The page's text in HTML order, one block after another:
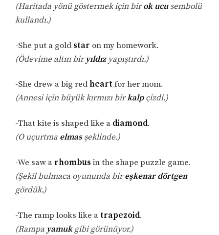
(Haritada yönü göstermek için birok ucusembolü
kullandı.)
-She put a gold star on my homework.
(Ödevime altın biryıldızyapıştırdı.)
-She drew a big redheart for her mom.
(Annesi için büyük kırmızı birkalpçizdi.)
-That kite is shaped like a diamond.
(O uçurtma elmasşeklinde.)
-We saw a rhombusin the shape puzzle game.
(Şekil bulmaca oyununda bireşkenar dörtgen
gördük.)
-The ramp looks like a trapezoid.
(Rampa yamukgibi görünüyor.)